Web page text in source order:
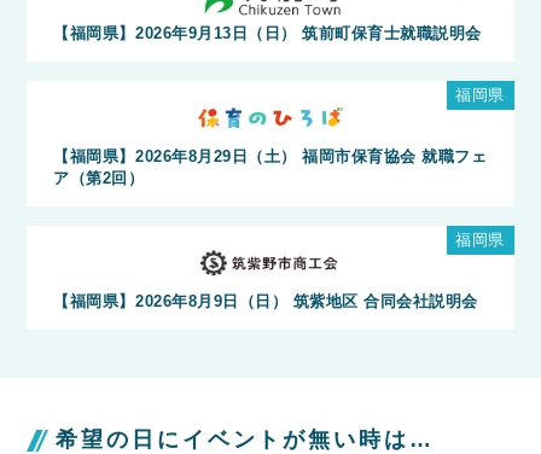
【福岡県】2026年9月13日（日） 筑前町保育士就職説明会
【福岡県】2026年8月29日（土） 福岡市保育協会 就職フェ
ア（第2回）
福岡県
【福岡県】2026年8月9日（日） 筑紫地区 合同会社説明会
福岡県
希望の日にイベントが無い時は…